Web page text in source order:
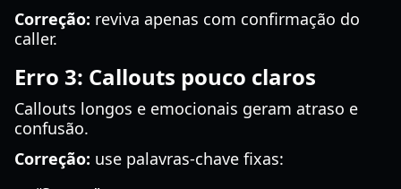
Correção: reviva apenas com confirmação do
caller.
Erro 3: Callouts pouco claros
Callouts longos e emocionais geram atraso e
confusão.
Correção: use palavras-chave fixas: